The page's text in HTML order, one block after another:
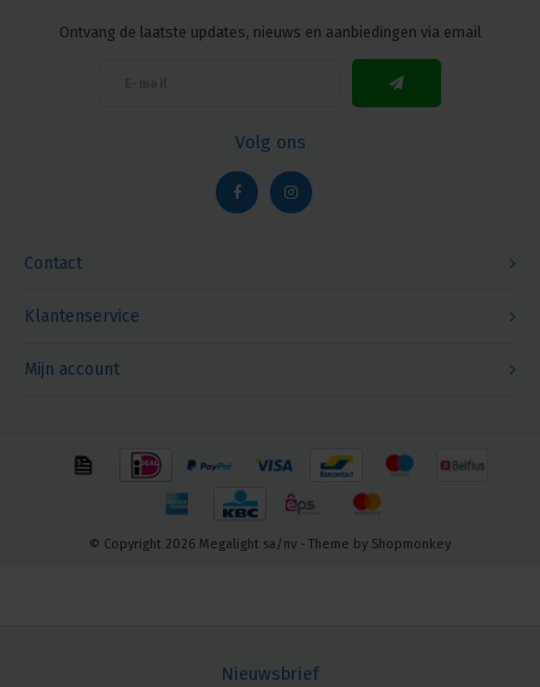
Contact
Ontvang de laatste updates, nieuws en aanbiedingen via email
Volg ons
Klantenservice
Mijn account
© Copyright 2026 Megalight sa/nv - Theme by Shopmonkey
Nieuwsbrief